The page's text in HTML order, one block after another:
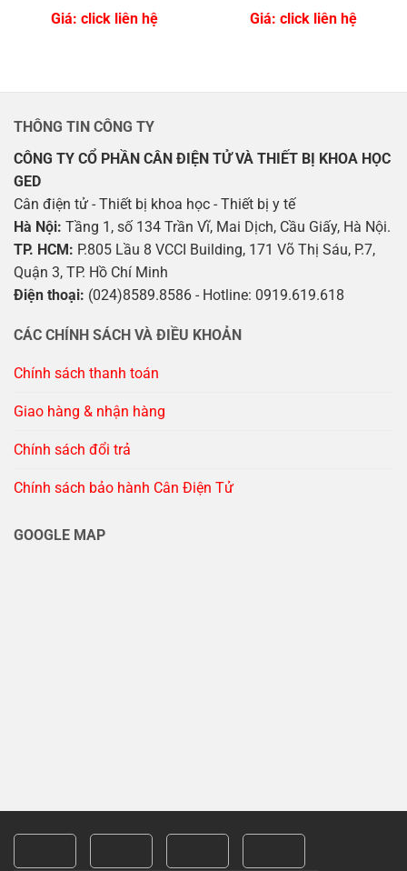
Giá: click liên hệ Giá: click liên hệ
THÔNG TIN CÔNG TY
CÔNG TY CỔ PHẦN CÂN ĐIỆN TỬ VÀ THIẾT BỊ KHOA HỌC
GED
Cân điện tử - Thiết bị khoa học - Thiết bị y tế
Hà Nội: Tầng 1, số 134 Trần Vĩ, Mai Dịch, Cầu Giấy, Hà Nội.
TP. HCM: P.805 Lầu 8 VCCI Building, 171 Võ Thị Sáu, P.7,
Quận 3, TP. Hồ Chí Minh
Điện thoại: (024)8589.8586 - Hotline: 0919.619.618
CÁC CHÍNH SÁCH VÀ ĐIỀU KHOẢN
Chính sách thanh toán
Giao hàng & nhận hàng
Chính sách đổi trả
Chính sách bảo hành Cân Điện Tử
GOOGLE MAP